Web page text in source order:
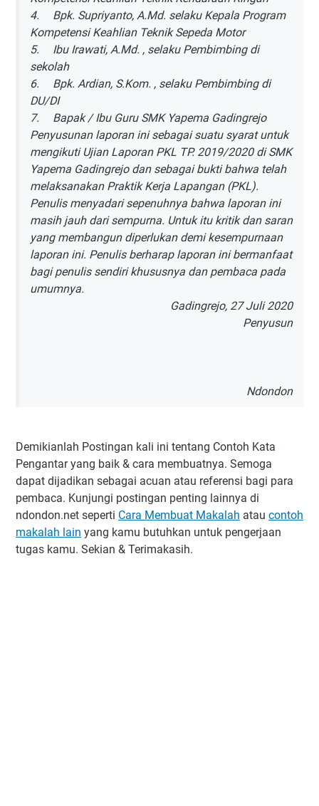
4.
Bpk. Supriyanto, A.Md. selaku Kepala Program
Kompetensi Keahlian Teknik Sepeda Motor
5.
Ibu Irawati, A.Md. , selaku Pembimbing di
sekolah
6.
Bpk. Ardian, S.Kom. , selaku Pembimbing di
DU/DI
7.
Bapak / Ibu Guru SMK Yapema Gadingrejo
Penyusunan laporan ini sebagai suatu syarat untuk
mengikuti Ujian Laporan PKL TP. 2019/2020 di SMK
Yapema Gadingrejo dan sebagai bukti bahwa telah
melaksanakan Praktik Kerja Lapangan (PKL).
Penulis menyadari sepenuhnya bahwa laporan ini
masih jauh dari sempurna. Untuk itu kritik dan saran
yang membangun diperlukan demi kesempurnaan
laporan ini. Penulis berharap laporan ini bermanfaat
bagi penulis sendiri khususnya dan pembaca pada
umumnya.
Gadingrejo, 27 Juli 2020
Penyusun
Ndondon
Demikianlah Postingan kali ini tentang Contoh Kata
Pengantar yang baik & cara membuatnya. Semoga
dapat dijadikan sebagai acuan atau referensi bagi para
pembaca. Kunjungi postingan penting lainnya di
ndondon.net seperti Cara Membuat Makalah atau contoh
makalah lain yang kamu butuhkan untuk pengerjaan
tugas kamu. Sekian & Terimakasih.